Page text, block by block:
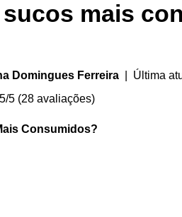
mais
Domingues Ferreira | Última
5 (28 avaliações)
Consumidos?